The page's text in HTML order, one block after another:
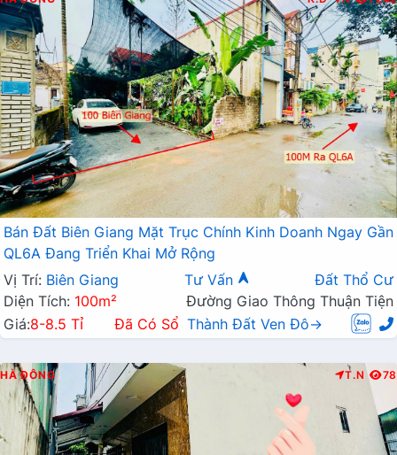
Bán Đất Biên Giang Mặt Trục Chính Kinh Doanh Ngay Gần
QL6A Đang Triển Khai Mở Rộng
Vị Trí: Biên Giang Tư Vấn
Đất Thổ Cư
Diện Tích: 100m²
Đường Giao Thông Thuận Tiện
Giá:8-8.5 Tỉ Đã Có Sổ Thành Đất Ven Đô→
HÀ ĐÔNG T.N 78